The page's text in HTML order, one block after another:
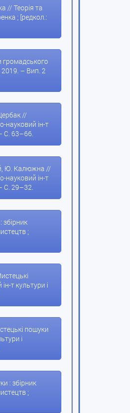
// Теорія та
; [редкол.:
громадського
2019. – Вип. 2
//
науковий ін-т
С. 63–66.
Ю. Калюжна //
науковий ін-т
С. 29–32.
;
т культури і
пошуки
і
: збірник
;